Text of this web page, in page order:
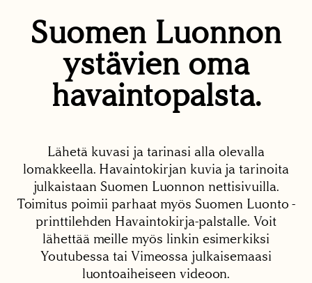
Suomen Luonnon
ystävien oma
havaintopalsta.
Lähetä kuvasi ja tarinasi alla olevalla
lomakkeella. Havaintokirjan kuvia ja tarinoita
julkaistaan Suomen Luonnon nettisivuilla.
Toimitus poimii parhaat myös Suomen Luonto -
printtilehden Havaintokirja-palstalle. Voit
lähettää meille myös linkin esimerkiksi
Youtubessa tai Vimeossa julkaisemaasi
luontoaiheiseen videoon.